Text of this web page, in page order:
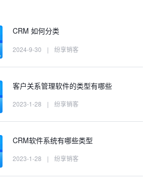
CRM 如何分类
2024-9-30 | 纷享销客
客户关系管理软件的类型有哪些
2023-1-28 | 纷享销客
CRM软件系统有哪些类型
2023-1-28 | 纷享销客